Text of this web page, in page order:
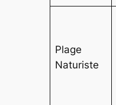
Plage
Naturiste